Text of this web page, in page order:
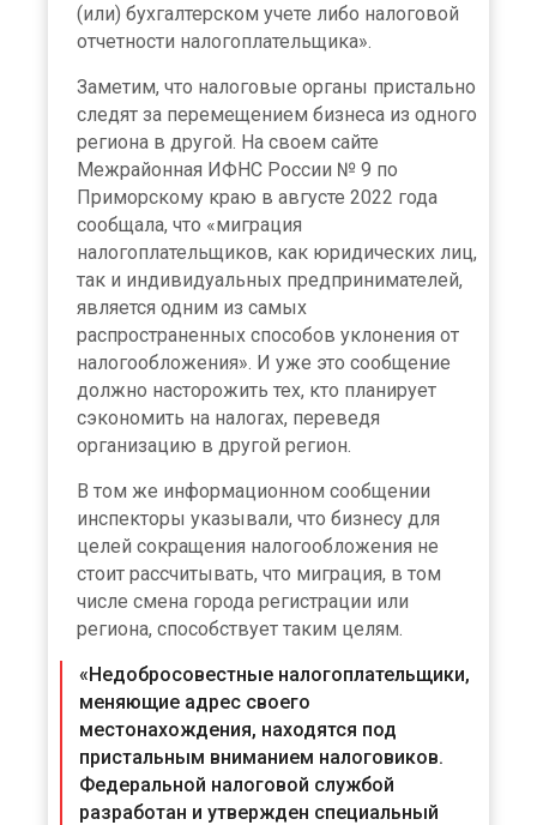
(или) бухгалтерском учете либо налоговой
отчетности налогоплательщика».
Заметим, что налоговые органы пристально
следят за перемещением бизнеса из одного
региона в другой. На своем сайте
Межрайонная ИФНС России № 9 по
Приморскому краю в августе 2022 года
сообщала, что «миграция
налогоплательщиков, как юридических лиц,
так и индивидуальных предпринимателей,
является одним из самых
распространенных способов уклонения от
налогообложения». И уже это сообщение
должно насторожить тех, кто планирует
сэкономить на налогах, переведя
организацию в другой регион.
В том же информационном сообщении
инспекторы указывали, что бизнесу для
целей сокращения налогообложения не
стоит рассчитывать, что миграция, в том
числе смена города регистрации или
региона, способствует таким целям.
«Недобросовестные налогоплательщики,
меняющие адрес своего
местонахождения, находятся под
пристальным вниманием налоговиков.
Федеральной налоговой службой
разработан и утвержден специальный